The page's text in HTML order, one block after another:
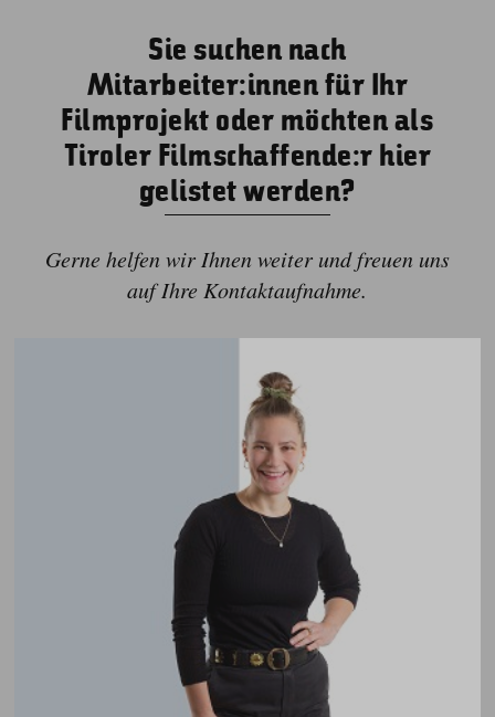
Sie suchen nach
Mitarbeiter:innen für Ihr
Filmprojekt oder möchten als
Tiroler Filmschaffende:r hier
gelistet werden?
Gerne helfen wir Ihnen weiter und freuen uns
auf Ihre Kontaktaufnahme.